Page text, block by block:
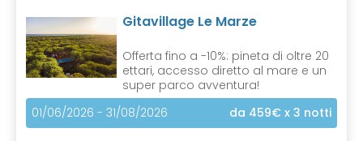
Gitavillage Le Marze
Offerta fino a -10%: pineta di oltre 20
ettari, accesso diretto al mare e un
super parco avventura!
01/06/2026 - 31/08/2026
da 459€ x 3 notti